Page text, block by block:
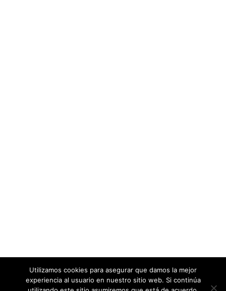
Utilizamos cookies para asegurar que damos la mejor
experiencia al usuario en nuestro sitio web. Si continúa